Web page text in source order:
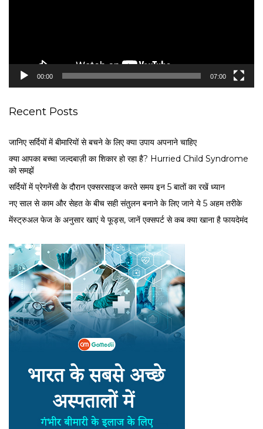
00:00 07:00
Recent Posts
जानिए सर्दियों में बीमारियों से बचने के लिए क्या उपाय अपनाने चाहिए
क्या आपका बच्चा जल्दबाज़ी का शिकार हो रहा है? Hurried Child Syndrome
को समझें
सर्द‍ियों में प्रेगनेंसी के दौरान एक्सरसाइज करते समय इन 5 बातों का रखें ध्यान
नए साल से काम और सेहत के बीच सही संतुलन बनाने के लिए जाने ये 5 अहम तरीके
मेंस्ट्रुअल फेज के अनुसार खाएं ये फूड्स, जानें एक्सपर्ट से कब क्या खाना है फायदेमंद